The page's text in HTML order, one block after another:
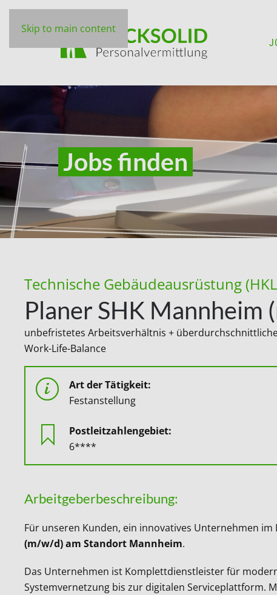
Skip to main content
Jobs finden
Technische Gebäudeausrüstung
Planer SHK Mannheim
unbefristetes Arbeitsverhältnis +
Work-Life-Balance
Art der Tätigkeit:
Festanstellung
Postleitzahlengebiet:
6****
Arbeitgeberbeschreibung:
Für unseren Kunden, ein innovatives Unternehmen
(m/w/d) am Standort Mannheim.
Das Unternehmen ist Komplettdienstleister für
Systemvernetzung bis zur digitalen Serviceplattform.